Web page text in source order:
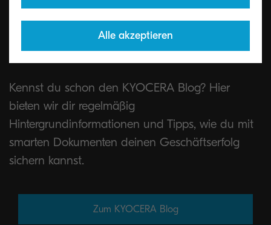
Mit smarten Dokumenten
zum Arbeitsplatz der Zukunft
Kennst du schon den KYOCERA Blog? Hier
bieten wir dir regelmäßig
Hintergrundinformationen und Tipps, wie du mit
smarten Dokumenten deinen Geschäftserfolg
sichern kannst.
Zum KYOCERA Blog
Alle akzeptieren